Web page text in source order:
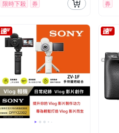
限時下殺 券 券